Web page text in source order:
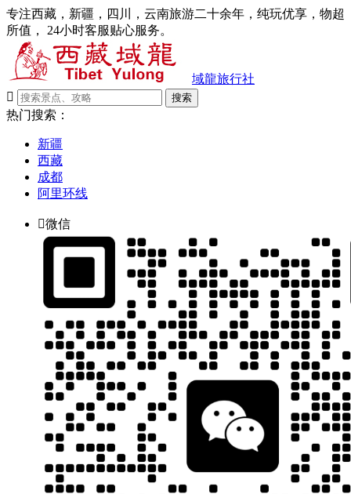
专注西藏，新疆，四川，云南旅游二十余年，纯玩优享，物超
所值， 24小时客服贴心服务。
域龍旅行社

搜索
热门搜索：
新疆
西藏
成都
阿里环线
微信